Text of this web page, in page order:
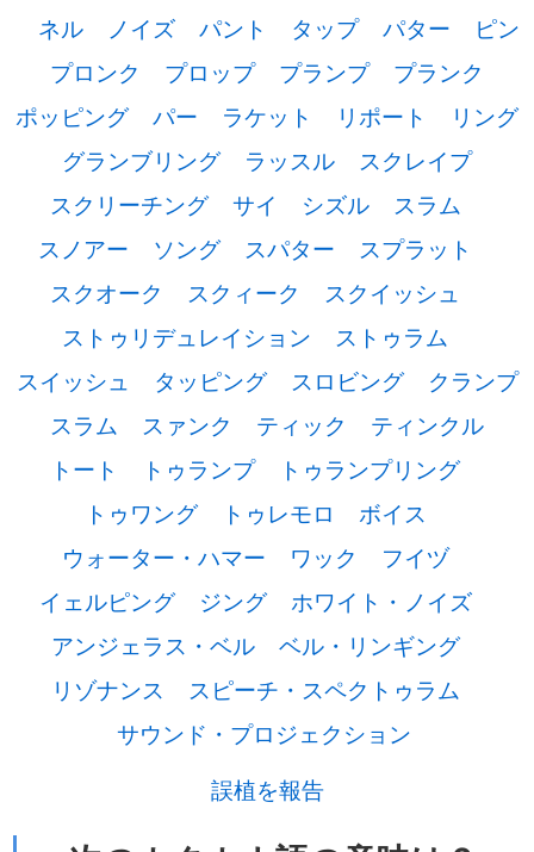
ネル
ノイズ パント タップ パター
ピン
プロンク
プロップ プランプ
プランク
ポッピング
パー ラケット リポート
リング
グランブリング
ラッスル
スクレイプ
スクリーチング
サイ シズル
スラム
スノアー
ソング スパター
スプラット
スクオーク
スクィーク
スクイッシュ
ストゥリデュレイション
ストゥラム
スイッシュ
タッピング スロビング
クランプ
スラム
スァンク ティック
ティンクル
トート
トゥランプ
トゥランプリング
トゥワング
トゥレモロ
ボイス
ウォーター・ハマー
ワック
フイヅ
イェルピング
ジング
ホワイト・ノイズ
アンジェラス・ベル
ベル・リンギング
リゾナンス
スピーチ・スペクトゥラム
サウンド・プロジェクション
誤植を報告